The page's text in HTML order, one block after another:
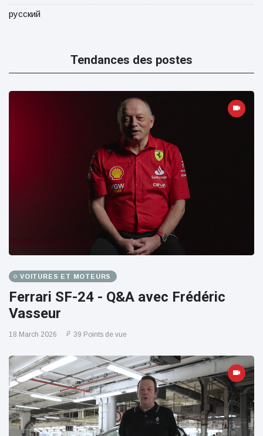
русский
Tendances des postes
VOITURES ET MOTEURS
Ferrari SF-24 - Q&A avec Frédéric
Vasseur
18 March 2026 39 Points de vue